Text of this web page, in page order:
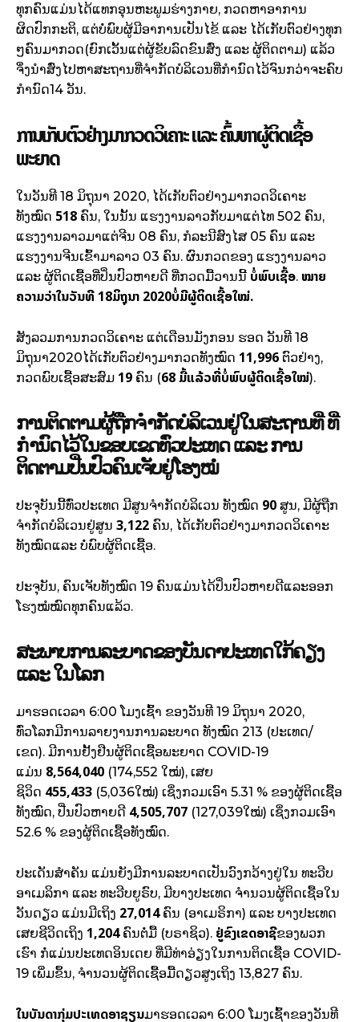
ທຸກຄົນແມ່ນໄດ້ແທກອຸນຫະພູມຮ່າງກາຍ, ກວດຫາອາການ
ຜິດປົກກະຕິ, ແຕ່ບໍ່ພົບຜູ້ມີອາການເປັນໄຂ້ ແລະ ໄດ້ເກັບຕົວຢ່າງທຸກ​
ໆຄົນມາກວດ(ຍົກ​ເວັ້ນແຕ່​ຜູ້​ຂັບ​ລົດ​ຂົນ​ສົ່ງ ​ແລະ ​ຜູ້​ຕິດ​ຕາມ​) ແລ້ວ
ຈຶ່ງນຳສົ່ງໄປ​ຫາສະຖານທີ່ຈຳກັດບໍລິເວນທີ່ກຳນົດໄວ້ຈົນກວ່າຈະຄົບ
ກຳນົດ14 ວັນ.
ການເກັບຕົວຢ່າງມາກວດວິເຄາະ ແລະ ຄົ້ນຫາຜູ້ຕິດເຊື້ອ
ພະຍາດ
ໃນວັນທີ 18 ມິຖຸນາ 2020, ໄດ້ເກັບຕົວຢ່າງມາກວດວິເຄາະ
ທັງໝົດ 518 ຄົນ, ໃນນັ້ນ ແຮງງານລາວກັບມາແຕ່ໄທ 502 ຄົນ,
ແຮງງານລາວມາແຕ່ຈີນ 08 ຄົນ, ກໍລະນີສົງໄສ 05 ຄົນ ແລະ
ແຮງງານຈີນເຂົ້າມາລາວ 03 ຄົນ. ຜົນກວດຂອງ ແຮງງານລາວ
ແລະ ຜູ້ຕິດເຊື້ອທີ່ປິ່ນປົວຫາຍດີ ທີ່ກວດມື້ວານນີ້ ບໍ່ພົບເຊື້ອ. ໝາຍ
ຄວາມວ່າໃນວັນທີ 18ມິຖຸນາ 2020ບໍ່ມີຜູ້ຕິດເຊື້ອໃໝ່.
ສັງລວມການກວດວິເຄາະ ແຕ່ເດືອນມັງກອນ ຮອດ ວັນທີ 18
ມິຖຸນາ2020ໄດ້ເກັບຕົວຢ່າງມາກວດທັງໝົດ 11,996 ຕົວຢ່າງ,
ກວດພົບເຊື້ອສະສົມ 19 ຄົນ (68 ມື້ແລ້ວທີ່ບໍ່ພົບຜູ້ຕິດເຊື້ອໃໝ່).
ການຕິດຕາມຜູ້​ຖືກຈຳກັດບໍລິເວນຢູ່ໃນສະຖານທີ່​ ທີ່
ກຳ​ນົດ​ໄວ້​ໃນ​ຂອບ​ເຂດທົ່ວປະເທດ ແລະ ການ
ຕິດຕາມປີ່ນປົວຄົນເຈັບຢູ່ໂຮງໝໍ
ປະຈຸບັນນີ້ທົ່ວປະເທດ ມີສູນຈໍາກັດບໍລິເວນ ທັງໝົດ 90 ສູນ, ມີຜູ້ຖືກ
ຈຳກັດບໍລິເວນຢູ່ສູນ 3,122 ຄົນ, ໄດ້ເກັບຕົວຢ່າງມາກວດວິເຄາະ
ທັງໝົດແລະ ບໍ່ພົບຜູ້ຕິດເຊື້ອ.
ປະຈຸບັນ, ຄົນເຈັບທັງໝົດ 19 ຄົນແມ່ນໄດ້ປິ່ນປົວຫາຍດີແລະອອກ
ໂຮງໝໍໝົດທຸກຄົນແລ້ວ.
ສະພາບການລະບາດຂອງບັນ​ດາປະເທດໃກ້ຄຽງ
ແລະ ໃນໂລກ
ມາຮອດເວລາ 6:00 ໂມງເຊົ້າ ຂອງວັນທີ 19 ມິຖຸນາ 2020,
ທົ່ວໂລກມີການລາຍງານການລະບາດ ທັງໝົດ 213 (ປະເທດ/
ເຂດ). ມີການຢັ້ງຢືນຜູ້ຕິດເຊື້ອພະຍາດ COVID-19
ແມ່ນ 8,564,040 (174,552 ໃໝ່), ເສຍ
ຊິວິດ 455,433 (5,036ໃໝ່) ເຊິ່ງກວມເອົາ 5.31 % ຂອງຜູ້ຕິດເຊື້ອ
ທັງໝົດ, ປີ່ນປົວຫາຍດີ 4,505,707 (127,039ໃໝ່) ເຊິ່ງກວມເອົາ
52.6 % ຂອງຜູ້ຕິດເຊື້ອທັງໝົດ.
ປະເດັນສຳຄັນ ແມ່ນຍັງມີການລະບາດເປັນວົງກວ້າງຢູ່ໃນ ທະວີບ
ອາເມລິກາ ແລະ ທະວີບຍູຣົບ, ມີບາງປະເທດ ຈໍານວນຜູ້ຕິດເຊື້ອໃນ​
ວັນດຽວ ​ແມ່ນມີເຖິງ 27,014 ຄົນ (ອາເມຣິກາ) ແລະ ບາງປະເທດ
ເສຍຊີວິດ​ເຖິງ 1,204 ຄົນຕໍ່ມື້ (ບຣາຊິວ). ຢູ່ຂົງເຂດອາຊີຂອງພວກ
ເຮົາ ກໍ່ແມ່ນປະເທດອິນເດຍ ທີ່ມີທ່າອ່ຽງໃນການຕິດເຊື້ອ COVID-
19 ເພິ່ມຂຶ້ນ, ຈຳນວນຜູ້ຕິດເຊື້ອມື້ດຽວສູງເຖິງ 13,827 ຄົນ.
ໃນບັນດາກຸ່ມປະເທດອາຊຽນມາຮອດເວລາ 6:00 ໂມງເຊົ້າຂອງວັນທີ